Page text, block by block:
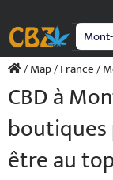
contenu
/Map/France/
CBD à
boutiques
être au